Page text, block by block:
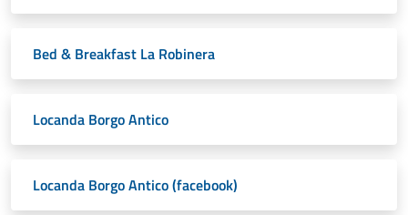
Bed & Breakfast La Robinera
Locanda Borgo Antico
Locanda Borgo Antico (facebook)